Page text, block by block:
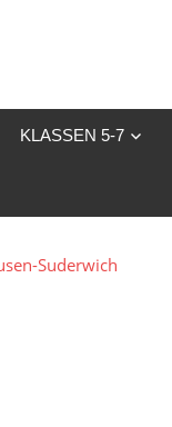
KLASSEN 5-7